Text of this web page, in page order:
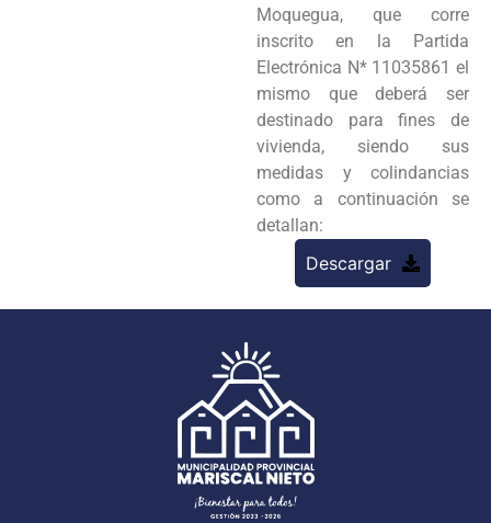
Moquegua, que corre
inscrito en la Partida
Electrónica N* 11035861 el
mismo que deberá ser
destinado para fines de
vivienda, siendo sus
medidas y colindancias
como a continuación se
detallan:
Descargar